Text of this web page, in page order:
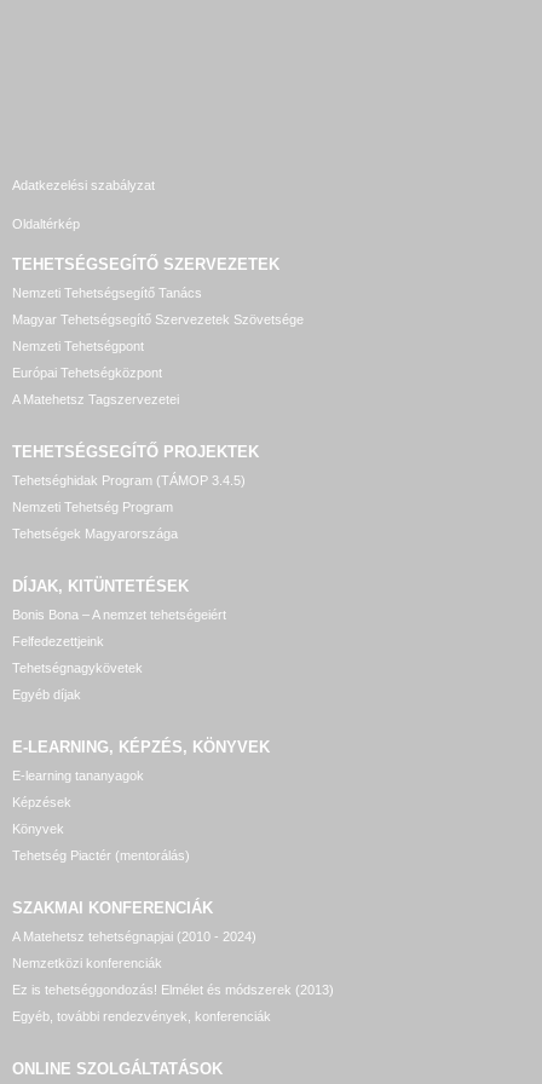
Adatkezelési szabályzat
Oldaltérkép
TEHETSÉGSEGÍTŐ SZERVEZETEK
Nemzeti Tehetségsegítő Tanács
Magyar Tehetségsegítő Szervezetek Szövetsége
Nemzeti Tehetségpont
Európai Tehetségközpont
A Matehetsz Tagszervezetei
TEHETSÉGSEGÍTŐ PROJEKTEK
Tehetséghidak Program (TÁMOP 3.4.5)
Nemzeti Tehetség Program
Tehetségek Magyarországa
DÍJAK, KITÜNTETÉSEK
Bonis Bona – A nemzet tehetségeiért
Felfedezettjeink
Tehetségnagykövetek
Egyéb díjak
E-LEARNING, KÉPZÉS, KÖNYVEK
E-learning tananyagok
Képzések
Könyvek
Tehetség Piactér (mentorálás)
SZAKMAI KONFERENCIÁK
A Matehetsz tehetségnapjai (2010 - 2024)
Nemzetközi konferenciák
Ez is tehetséggondozás! Elmélet és módszerek (2013)
Egyéb, további rendezvények, konferenciák
ONLINE SZOLGÁLTATÁSOK